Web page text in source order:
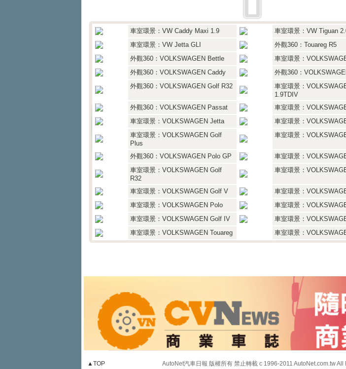
車室環景：VW Caddy Maxi 1.9
車室環景：VW Tiguan
車室環景：VW Jetta GLI
外觀360：Touareg R5
外觀360：VOLKSWAGEN Bettle
車室環景：
外觀360：VOLKSWAGEN Caddy
外觀360：
外觀360：VOLKSWAGEN Golf R32
車室環景：
1.9TDIV
外觀360：VOLKSWAGEN Passat
車室環景：
車室環景：VOLKSWAGEN Jetta
車室環景：
車室環景：VOLKSWAGEN Golf
Plus
車室環景：
外觀360：VOLKSWAGEN Polo GP
車室環景：
車室環景：VOLKSWAGEN Golf
R32
車室環景：
車室環景：VOLKSWAGEN Golf V
車室環景：
車室環景：VOLKSWAGEN Polo
車室環景：
車室環景：VOLKSWAGEN Golf IV
車室環景：
車室環景：VOLKSWAGEN Touareg
車室環景：
▲TOP AutoNet汽車日報 版權所有 禁止轉載 c 1996-2011 AutoNet.com.tw